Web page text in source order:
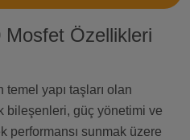
Özellikleri
yapı taşları olan
bileşenleri, güç yönetimi ve
performansı sunmak üzere